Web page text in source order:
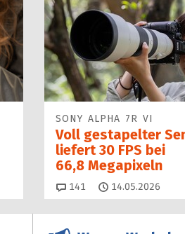
SONY ALPHA 7R VI
Voll gestapelter
liefert 30 FPS bei
66,8 Megapixeln
141 Kommentare
14.05.2026